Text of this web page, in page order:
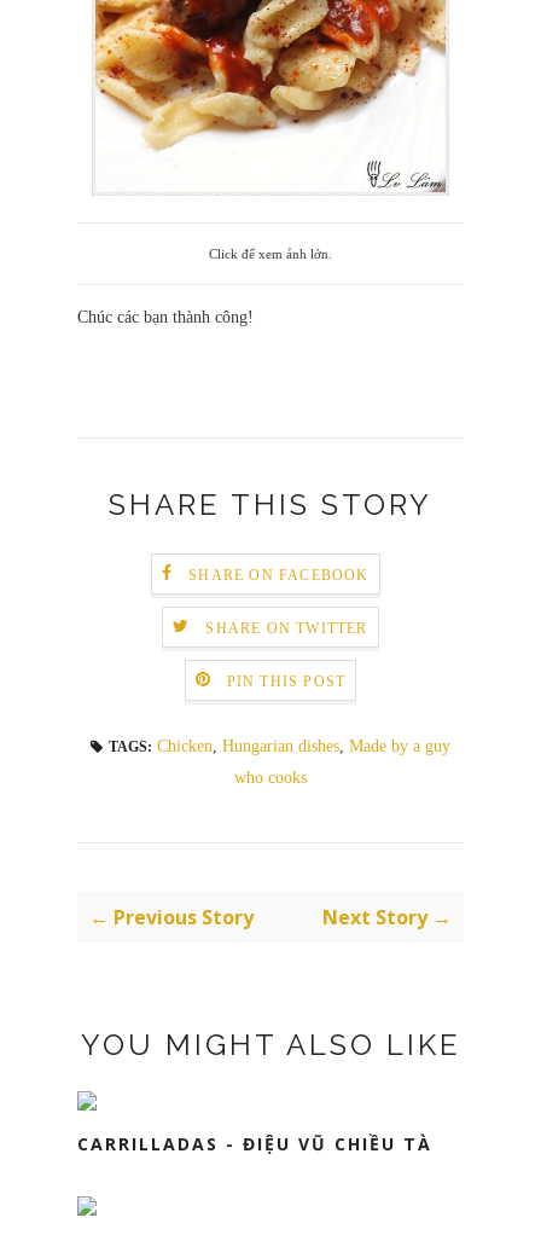
Click để xem ảnh lớn.
Chúc các bạn thành công!
SHARE THIS STORY
SHARE ON FACEBOOK
SHARE ON TWITTER
PIN THIS POST
TAGS: Chicken Hungarian dishes Made by a guy
who cooks
← Previous Story Next Story →
YOU MIGHT ALSO LIKE
CARRILLADAS - ĐIỆU VŨ CHIỀU TÀ